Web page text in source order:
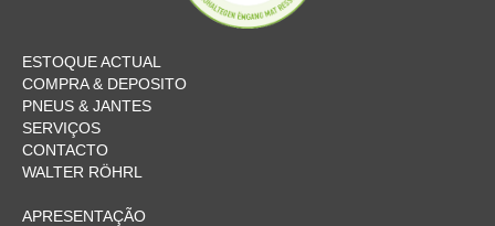
ESTOQUE ACTUAL
COMPRA & DEPOSITO
PNEUS & JANTES
SERVIÇOS
CONTACTO
WALTER RÖHRL
APRESENTAÇÃO